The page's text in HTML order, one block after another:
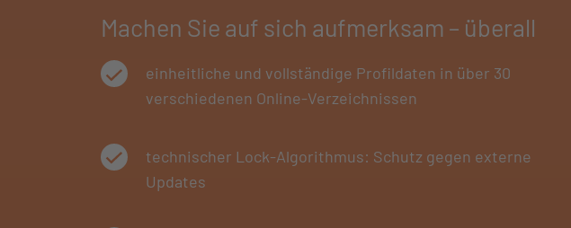
Machen Sie auf sich aufmerksam – überall
einheitliche und vollständige Profildaten in über 30
verschiedenen Online-Verzeichnissen
technischer Lock-Algorithmus: Schutz gegen externe
Updates